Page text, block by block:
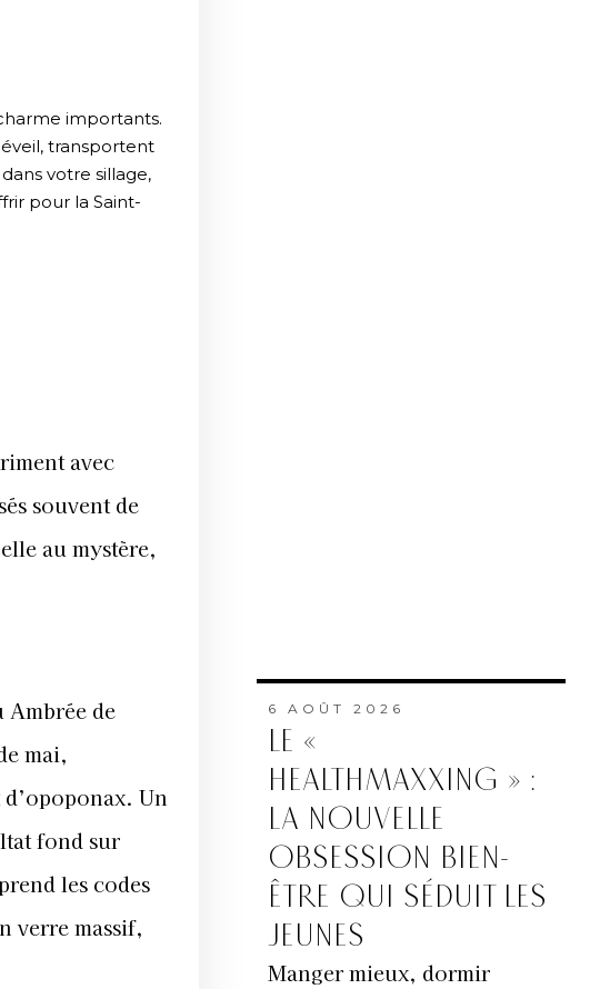
importants.
transportent
votre sillage,
pour la Saint-
avec
souvent de
au mystère,
Ambrée de
mai,
Un
fond sur
les codes
verre massif,
6 AOÛT 2026
LE «
HEALTHMAXXING » :
LA NOUVELLE
OBSESSION BIEN-
ÊTRE QUI SÉDUIT LES
JEUNES
Manger mieux, dormir